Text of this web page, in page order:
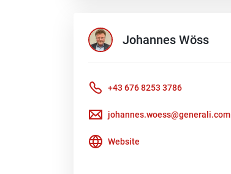
Johannes Wöss
+43 676 8253 3786
johannes.woess@generali.com
Website